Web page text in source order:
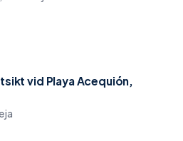
vid Playa Acequión,